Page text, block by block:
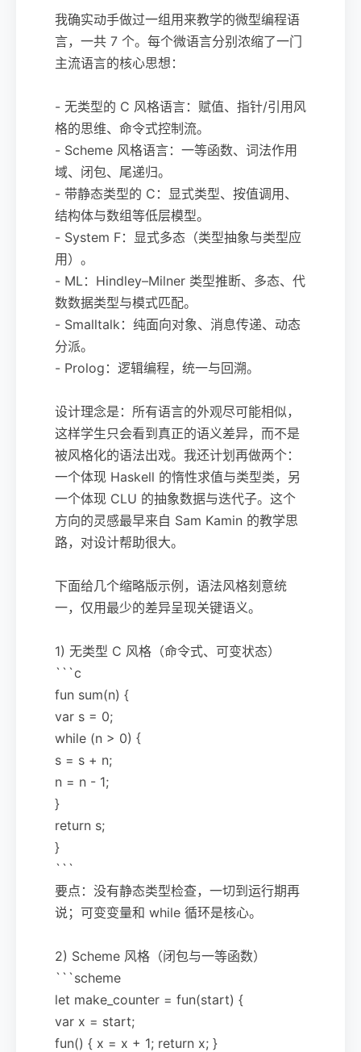
我确实动手做过一组用来教学的微型编程语
言，一共 7 个。每个微语言分别浓缩了一门
主流语言的核心思想：
- 无类型的 C 风格语言：赋值、指针/引用风
格的思维、命令式控制流。
- Scheme 风格语言：一等函数、词法作用
域、闭包、尾递归。
- 带静态类型的 C：显式类型、按值调用、
结构体与数组等低层模型。
- System F：显式多态（类型抽象与类型应
用）。
- ML：Hindley–Milner 类型推断、多态、代
数数据类型与模式匹配。
- Smalltalk：纯面向对象、消息传递、动态
分派。
- Prolog：逻辑编程，统一与回溯。
设计理念是：所有语言的外观尽可能相似，
这样学生只会看到真正的语义差异，而不是
被风格化的语法出戏。我还计划再做两个：
一个体现 Haskell 的惰性求值与类型类，另
一个体现 CLU 的抽象数据与迭代子。这个
方向的灵感最早来自 Sam Kamin 的教学思
路，对设计帮助很大。
下面给几个缩略版示例，语法风格刻意统
一，仅用最少的差异呈现关键语义。
1) 无类型 C 风格（命令式、可变状态）
```c
fun sum(n) {
var s = 0;
while (n > 0) {
s = s + n;
n = n - 1;
}
return s;
}
```
要点：没有静态类型检查，一切到运行期再
说；可变变量和 while 循环是核心。
2) Scheme 风格（闭包与一等函数）
```scheme
let make_counter = fun(start) {
var x = start;
fun() { x = x + 1; return x; }